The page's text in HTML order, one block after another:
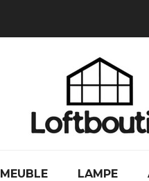
MEUBLE LAMPE